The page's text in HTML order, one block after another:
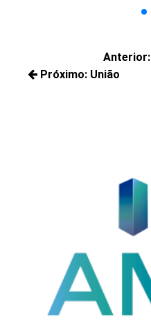
Navegação
de
Anterior:
Próximo: União